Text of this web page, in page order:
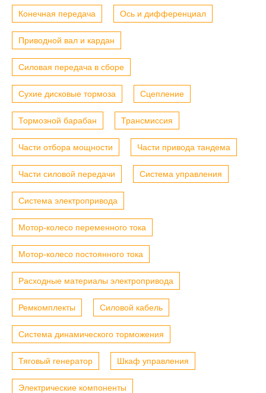
Конечная передача Ось и дифференциал
Приводной вал и кардан
Силовая передача в сборе
Сухие дисковые тормоза Сцепление
Тормозной барабан Трансмиссия
Части отбора мощности Части привода тандема
Части силовой передачи Система управления
Система электропривода
Мотор-колесо переменного тока
Мотор-колесо постоянного тока
Расходные материалы электропривода
Ремкомплекты Силовой кабель
Система динамического торможения
Тяговый генератор Шкаф управления
Электрические компоненты